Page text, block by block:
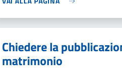
Chiedere la
matrimonio